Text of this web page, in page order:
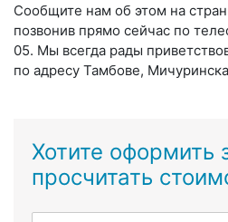
Сообщите нам об этом на
позвонив прямо сейчас по
05. Мы всегда рады
по адресу Тамбове,
Хотите оформить
просчитать